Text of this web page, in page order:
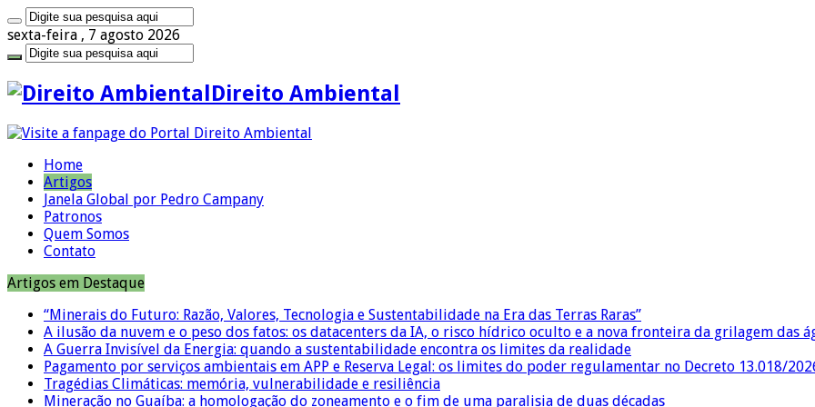
sexta-feira , 7 agosto 2026
Direito Ambiental
Home
Artigos
Janela Global por Pedro Campany
Patronos
Quem Somos
Contato
Artigos em Destaque
“Minerais do Futuro: Razão, Valores, Tecnologia e Sustentabilidade na Era das Terras Raras”
A ilusão da nuvem e o peso dos fatos: os datacenters da IA, o risco hídrico oculto e a nova fronteira da grilagem das
A Guerra Invisível da Energia: quando a sustentabilidade encontra os limites da realidade
Pagamento por serviços ambientais em APP e Reserva Legal: os limites do poder regulamentar no Decreto 13.018/
Tragédias Climáticas: memória, vulnerabilidade e resiliência
Mineração no Guaíba: a homologação do zoneamento e o fim de uma paralisia de duas décadas